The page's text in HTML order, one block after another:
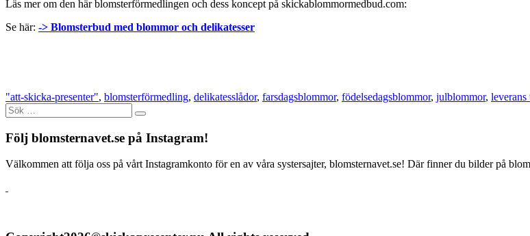
Läs mer om den här blomsterförmedlingen och dess koncept på skickablommormedbud.com:
Se här: -> Blomsterbud med blommor och delikatesser
"att-skicka-presenter", blomsterförmedling, delikatesslådor, farsdagsblommor, födelsedagsblommor, julblommor,
Sök
efter:
Följ blomsternavet.se på Instagram!
Välkommen att följa oss på vårt Instagramkonto för en av våra systersajter, blomsternavet.se! Där finner du bilder på